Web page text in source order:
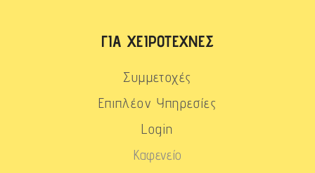
ΓΙΑ ΧΕΙΡΟΤΈΧΝΕΣ
Συμμετοχές
Επιπλέον Υπηρεσίες
Login
Καφενείο